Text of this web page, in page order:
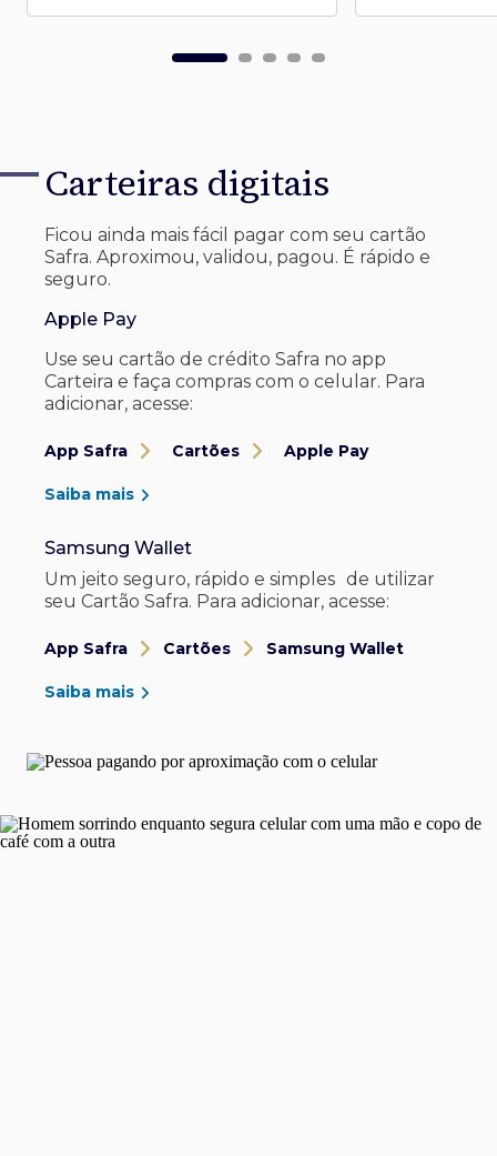
Carteiras digitais
Ficou ainda mais fácil pagar com seu cartão
Safra. Aproximou, validou, pagou. É rápido e
seguro.
Apple Pay
Use seu cartão de crédito Safra no app
Carteira e faça compras com o celular. Para
adicionar, acesse:
App Safra Cartões Apple Pay
Saiba mais
Samsung Wallet
Um jeito seguro, rápido e simples de utilizar
seu Cartão Safra. Para adicionar, acesse:
App Safra Cartões Samsung Wallet
Saiba mais